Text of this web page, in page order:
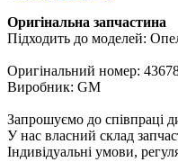
Оригінальна запчастина
Підходить до моделей:
Оригінальний номер:
Виробник: GM
Запрошуємо до співпраці
У нас власний склад
Індивідуальні умови,